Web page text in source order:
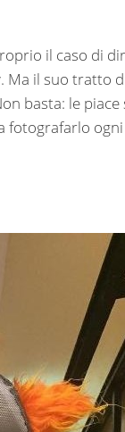
il caso di
Ma il suo tratto
basta: le
fotografarlo